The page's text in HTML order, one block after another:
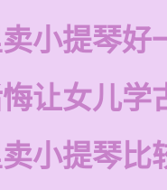
小提琴好
让女儿学
小提琴比